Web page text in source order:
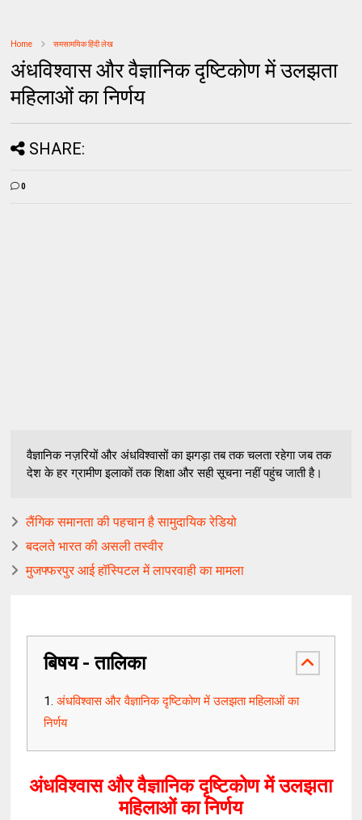
Home समसामयिक हिंदी लेख
अंधविश्वास और वैज्ञानिक दृष्टिकोण में उलझता
महिलाओं का निर्णय
SHARE:
0
वैज्ञानिक नज़रियों और अंधविश्वासों का झगड़ा तब तक चलता रहेगा जब तक
देश के हर ग्रामीण इलाकों तक शिक्षा और सही सूचना नहीं पहुंच जाती है।
लैंगिक समानता की पहचान है सामुदायिक रेडियो
बदलते भारत की असली तस्वीर
मुजफ्फरपुर आई हॉस्पिटल में लापरवाही का मामला
बिषय - तालिका
अंधविश्वास और वैज्ञानिक दृष्टिकोण में उलझता महिलाओं का
निर्णय
अंधविश्वास और वैज्ञानिक दृष्टिकोण में उलझता
महिलाओं का निर्णय